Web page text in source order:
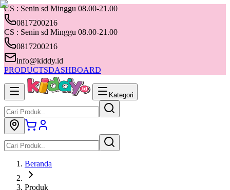
CS : Senin sd Minggu 08.00-21.00
0817200216
CS : Senin sd Minggu 08.00-21.00
0817200216
info@kiddy.id
PRODUCTSDASHBOARD
Kategori
Beranda
Produk